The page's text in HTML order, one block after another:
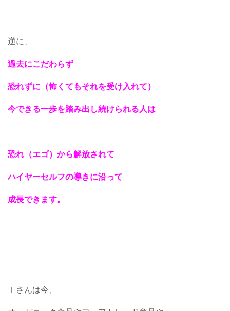
逆に、
過去にこだわらず
恐れずに（怖くてもそれを受け入れて）
今できる一歩を踏み出し続けられる人は
恐れ（エゴ）から解放されて
ハイヤーセルフの導きに沿って
成長できます。
Ｉさんは今、